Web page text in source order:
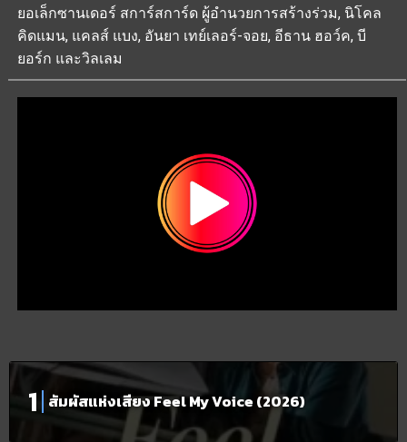
ยอเล็กซานเดอร์ สการ์สการ์ด ผู้อำนวยการสร้างร่วม, นิโคล
คิดแมน, แคลส์ แบง, อันยา เทย์เลอร์-จอย, อีธาน ฮอว์ค, บี
ยอร์ก และวิลเลม
สัมผัสแห่งเสียง Feel My Voice (2026)